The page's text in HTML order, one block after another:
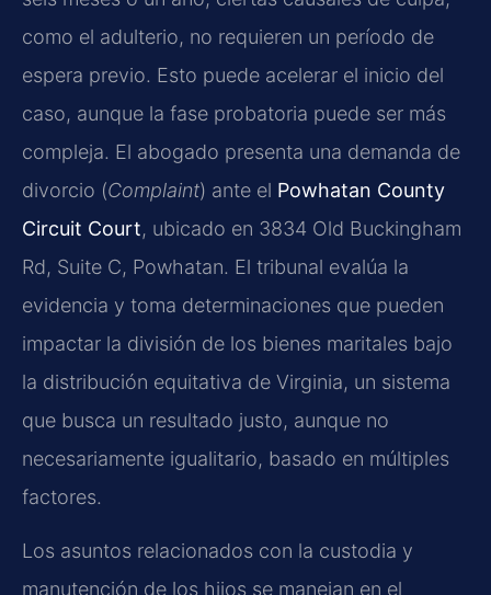
como el adulterio, no requieren un período de
espera previo. Esto puede acelerar el inicio del
caso, aunque la fase probatoria puede ser más
compleja. El abogado presenta una demanda de
divorcio (Complaint) ante el Powhatan County
Circuit Court, ubicado en 3834 Old Buckingham
Rd, Suite C, Powhatan. El tribunal evalúa la
evidencia y toma determinaciones que pueden
impactar la división de los bienes maritales bajo
la distribución equitativa de Virginia, un sistema
que busca un resultado justo, aunque no
necesariamente igualitario, basado en múltiples
factores.
Los asuntos relacionados con la custodia y
manutención de los hijos se manejan en el